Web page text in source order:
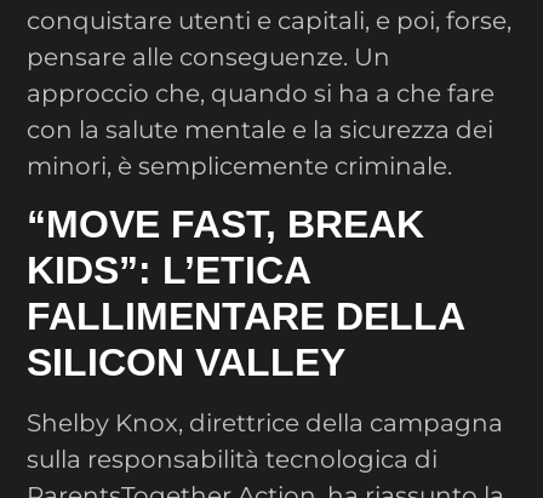
conquistare utenti e capitali, e poi, forse,
pensare alle conseguenze. Un
approccio che, quando si ha a che fare
con la salute mentale e la sicurezza dei
minori, è semplicemente criminale.
“MOVE FAST, BREAK
KIDS”: L’ETICA
FALLIMENTARE DELLA
SILICON VALLEY
Shelby Knox, direttrice della campagna
sulla responsabilità tecnologica di